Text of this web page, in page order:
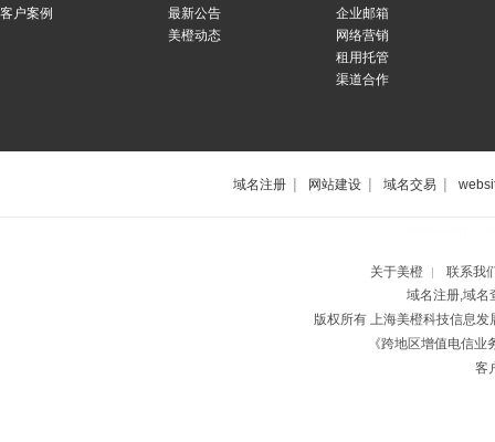
客户案例
最新公告
美橙动态
企业邮箱
网络营销
租用托管
渠道合作
域名注册 | 网站建设 | 域名交易 |
关于美橙 |
联系我
域名注册,域名
版权所有 上海美橙科技信息
《跨地区增值电信
客